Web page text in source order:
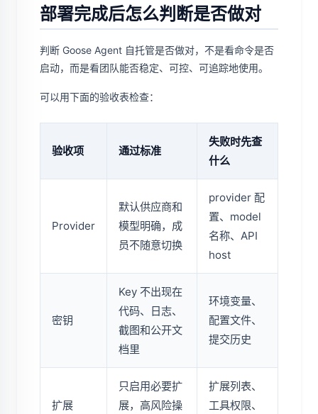
部署完成后怎么判断是否做对
判断 Goose Agent 自托管是否做对，不是看命令是否
启动，而是看团队能否稳定、可控、可追踪地使用。
可以用下面的验收表检查：
验收项 通过标准
失败时先查
什么
Provider
默认供应商和
模型明确，成
员不随意切换
provider 配
置、model
名称、API
host
密钥
Key 不出现在
代码、日志、
截图和公开文
档里
环境变量、
配置文件、
提交历史
扩展
只启用必要扩
展，高风险操
扩展列表、
工具权限、